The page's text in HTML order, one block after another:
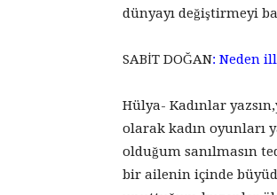
dünyayı değiştirmeyi
SABİT DOĞAN: Neden
Hülya- Kadınlar
olarak kadın oyunları
olduğum sanılmasın
bir ailenin içinde